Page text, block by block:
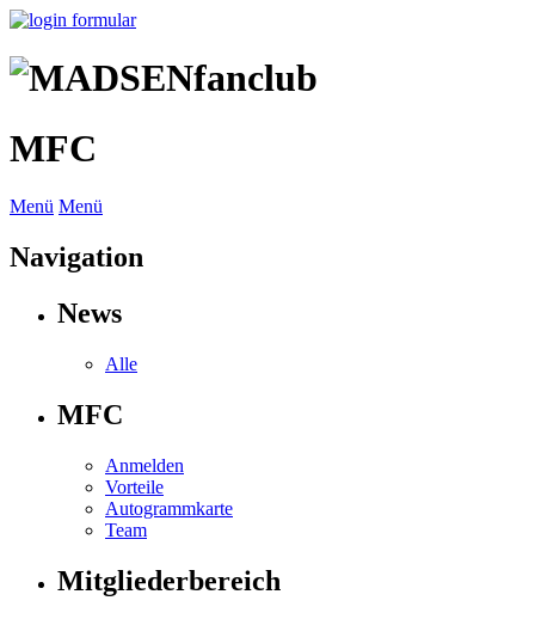
MFC
Menü Menü
Navigation
News
Alle
MFC
Anmelden
Vorteile
Autogrammkarte
Team
Mitgliederbereich